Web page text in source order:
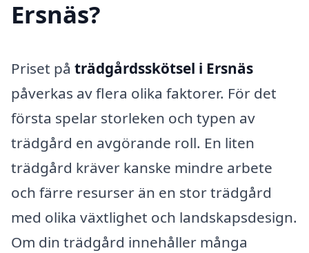
Ersnäs?
Priset på trädgårdsskötsel i Ersnäs
påverkas av flera olika faktorer. För det
första spelar storleken och typen av
trädgård en avgörande roll. En liten
trädgård kräver kanske mindre arbete
och färre resurser än en stor trädgård
med olika växtlighet och landskapsdesign.
Om din trädgård innehåller många